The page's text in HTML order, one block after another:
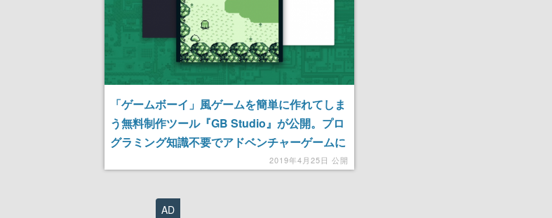
「ゲームボーイ」風ゲームを簡単に作れてしま
う無料制作ツール『GB Studio』が公開。プロ
グラミング知識不要でアドベンチャーゲームに
2019年4月25日 公開
AD